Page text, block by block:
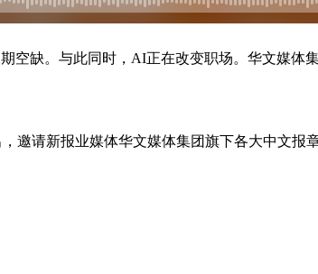
空缺。与此同时，AI正在改变职场。华文媒体
邀请新报业媒体华文媒体集团旗下各大中文报